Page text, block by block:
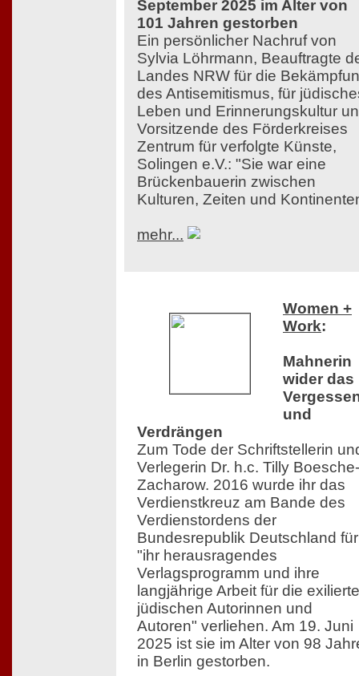
September 2025 im Alter von
101 Jahren gestorben
Ein persönlicher Nachruf von
Sylvia Löhrmann, Beauftragte
Landes NRW für die
des Antisemitismus, für
Leben und Erinnerungskultur
Vorsitzende des Förderkreises
Zentrum für verfolgte Künste,
Solingen e.V.: "Sie war eine
Brückenbauerin zwischen
Kulturen, Zeiten und
mehr...
Women +
Work:
Mahnerin
wider das
und
Verdrängen
Zum Tode der Schriftstellerin
Verlegerin Dr. h.c. Tilly Boesche-
Zacharow. 2016 wurde ihr das
Verdienstkreuz am Bande des
Verdienstordens der
Bundesrepublik Deutschland für
"ihr herausragendes
Verlagsprogramm und ihre
langjährige Arbeit für die
jüdischen Autorinnen und
Autoren" verliehen. Am 19. Juni
2025 ist sie im Alter von 98
in Berlin gestorben.